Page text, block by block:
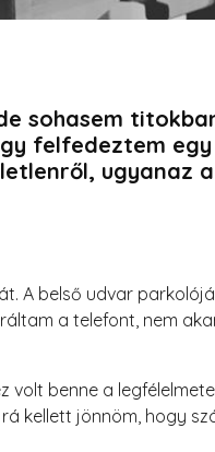
sohasem
felfedeztem egy
ugyanaz
A belső udvar
a telefont, nem
benne a
kellett jönnöm, hogy